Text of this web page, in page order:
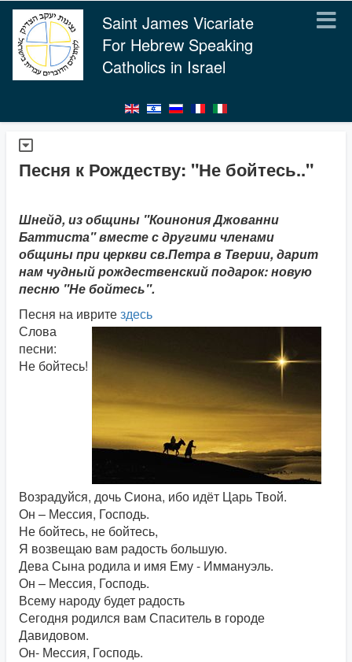
Saint James Vicariate
For Hebrew Speaking
Catholics in Israel
Песня к Рождеству: "Не бойтесь.."
Шнейд, из общины "Коинония Джованни
Баттиста" вместе с другими членами
общины при церкви св.Петра в Тверии, дарит
нам чудный рождественский подарок: новую
песню "Не бойтесь".
Песня на ивритездесь
Слова
песни:
Не бойтесь!
Возрадуйся, дочь Сиона, ибо идёт Царь Твой.
Он – Мессия, Господь.
Не бойтесь, не бойтесь,
Я возвещаю вам радость большую.
Дева Сына родила и имя Ему - Иммануэль.
Он – Мессия, Господь.
Всему народу будет радость
Сегодня родился вам Спаситель в городе
Давидовом.
Он- Мессия, Господь.